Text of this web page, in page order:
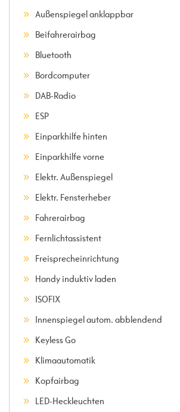
Außenspiegel anklappbar
Beifahrerairbag
Bluetooth
Bordcomputer
DAB-Radio
ESP
Einparkhilfe hinten
Einparkhilfe vorne
Elektr. Außenspiegel
Elektr. Fensterheber
Fahrerairbag
Fernlichtassistent
Freisprecheinrichtung
Handy induktiv laden
ISOFIX
Innenspiegel autom. abblendend
Keyless Go
Klimaautomatik
Kopfairbag
LED-Heckleuchten